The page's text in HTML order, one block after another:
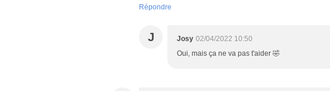
Répondre
J Josy 02/04/2022 10:50
Oui, mais ça ne va pas t'aider 🤣